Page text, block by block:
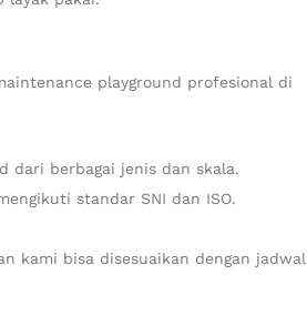
playground profesional di
dari berbagai jenis dan skala.
standar SNI dan ISO.
kami bisa disesuaikan dengan jadwal